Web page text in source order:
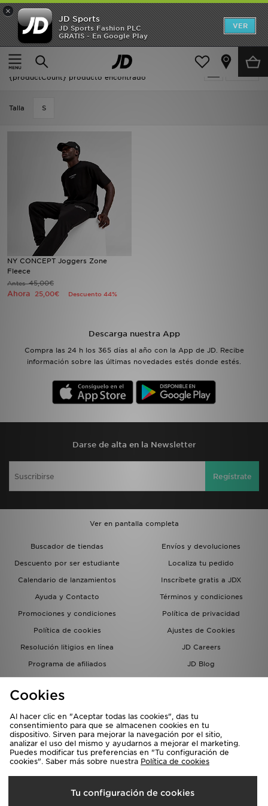
×
JD Sports
JD Sports Fashion PLC
GRATIS - En Google Play
VER
Página principal
Hombre
Oferta | Hombre - NY CONCEPT
{productCount} producto encontrado
Talla S
NY CONCEPT Joggers Zone
Fleece
Antes45,00€
Ahora 25,00€ Descuento 44%
Descarga nuestra App
Compra las 24 h los 365 días al año con la App de JD. Recibe
información sobre las últimas novedades estés donde estés.
Darse de alta en la Newsletter
Regístrate
Ver en pantalla completa
Buscador de tiendas
Envíos y devoluciones
Descuento por ser estudiante
Localiza tu pedido
Calendario de lanzamientos
Inscríbete gratis a JDX
Ayuda y Contacto
Términos y condiciones
Promociones y condiciones
Política de privacidad
Política de cookies
Ajustes de Cookies
Resolución litigios en línea
JD Careers
Programa de afiliados
JD Blog
del grupo JD - Whistleblowing
Selecciona País
España
Hombre
Mujer
Niños
Deportes & Fitness
JD Fútbol
Ofertas
TARJETA REGALO
MI JD
Cookies
Al hacer clic en "Aceptar todas las cookies", das tu
consentimiento para que se almacenen cookies en tu
dispositivo. Sirven para mejorar la navegación por el sitio,
analizar el uso del mismo y ayudarnos a mejorar el marketing.
Puedes modificar tus preferencias en "Tu configuración de
cookies". Saber más sobre nuestra Política de cookies
Tu configuración de cookies